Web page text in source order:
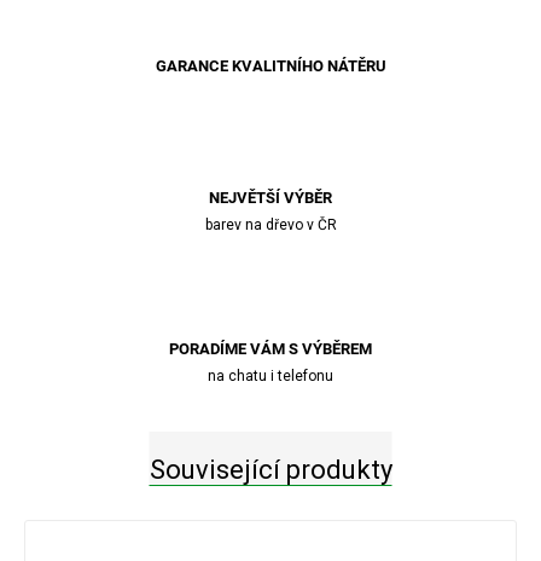
GARANCE KVALITNÍHO NÁTĚRU
NEJVĚTŠÍ VÝBĚR
barev na dřevo v ČR
PORADÍME VÁM S VÝBĚREM
na chatu i telefonu
Související produkty